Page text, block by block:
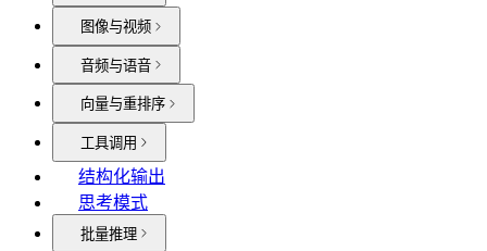
图像与视频
音频与语音
向量与重排序
工具调用
结构化输出
思考模式
批量推理